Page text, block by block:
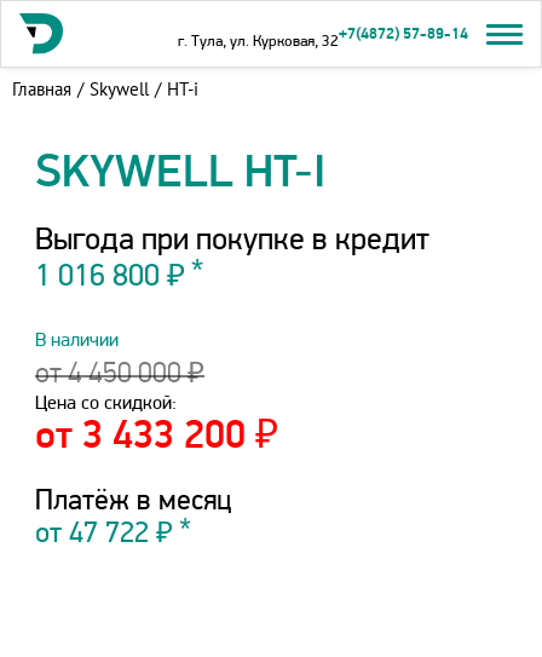
г. Тула, ул. Курковая, 32+7(4872) 57-89-14
Главная / Skywell / HT-i
SKYWELL HT-I
Выгода при покупке в кредит
1 016 800 ₽
В наличии
от 4 450 000 ₽
Цена со скидкой:
от 3 433 200 ₽
Платёж в месяц
от 47 722 ₽